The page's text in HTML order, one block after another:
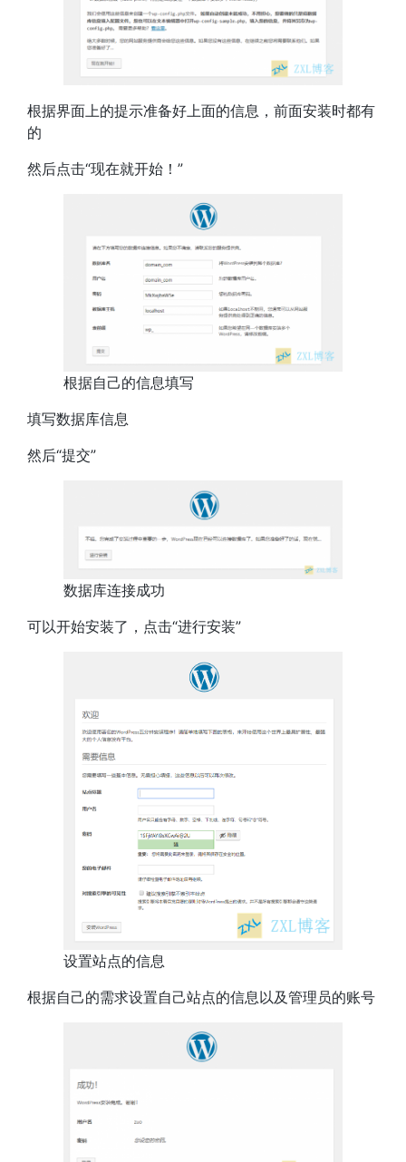
根据界面上的提示准备好上面的信息，前面安装时都有
的
然后点击“现在就开始！”
根据自己的信息填写
填写数据库信息
然后“提交”
数据库连接成功
可以开始安装了，点击“进行安装”
设置站点的信息
根据自己的需求设置自己站点的信息以及管理员的账号